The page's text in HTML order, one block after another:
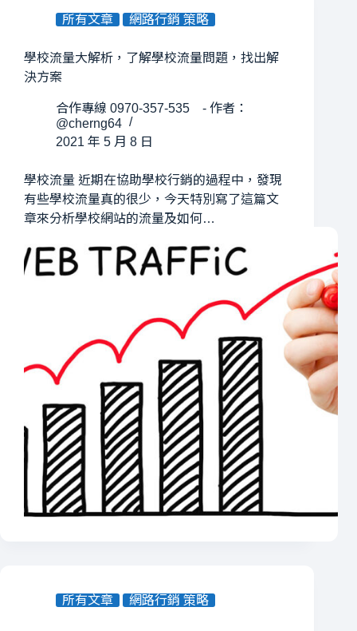
所有文章 網路行銷 策略
學校流量大解析，了解學校流量問題，找出解
決方案
合作專線 0970-357-535 - 作者：
@cherng64
2021 年 5 月 8 日
學校流量 近期在協助學校行銷的過程中，發現
有些學校流量真的很少，今天特別寫了這篇文
章來分析學校網站的流量及如何…
所有文章 網路行銷 策略